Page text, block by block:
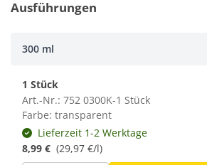
Ausführungen
300 ml
1 Stück
Art.-Nr.: 752 0300K-1 Stück
Farbe: transparent
Lieferzeit 1-2 Werktage
8,99 € (29,97 €/l)